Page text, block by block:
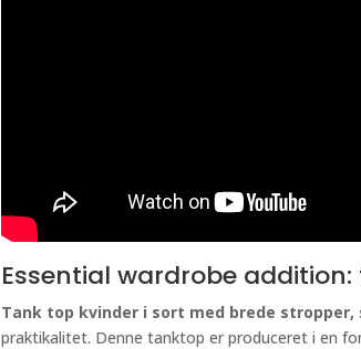
Essential wardrobe
Tank top kvinder i sort med brede stropper,
praktikalitet. Denne tanktop er produceret i en